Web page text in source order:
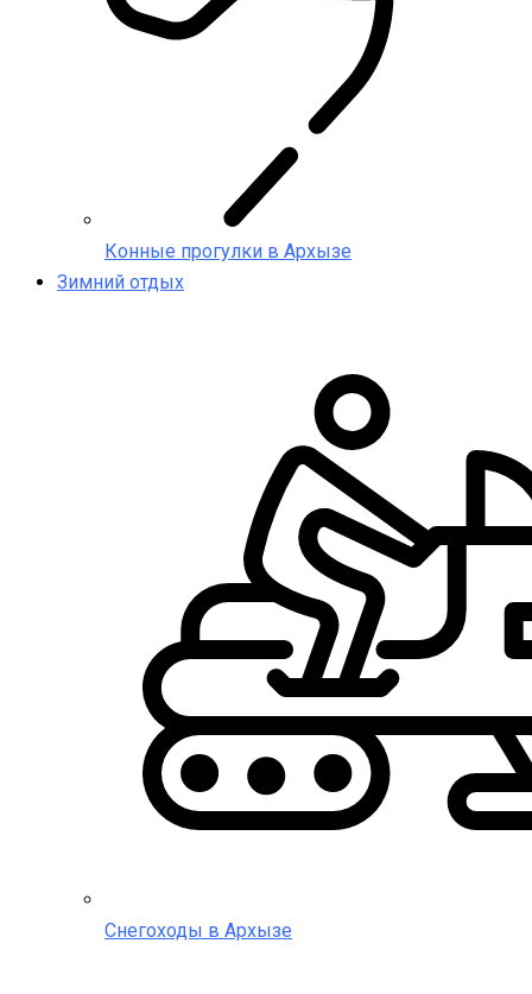
Конные прогулки в Архызе
Зимний отдых
Снегоходы в Архызе